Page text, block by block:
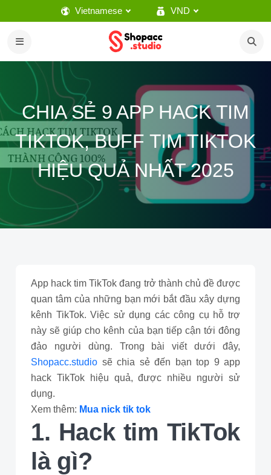
Vietnamese VND
CHIA SẺ 9 APP HACK TIM
TIKTOK, BUFF TIM TIKTOK
HIỆU QUẢ NHẤT 2025
App hack tim TikTok đang trở thành chủ đề được
quan tâm của những bạn mới bắt đầu xây dựng
kênh TikTok. Việc sử dụng các công cụ hỗ trợ
này sẽ giúp cho kênh của bạn tiếp cận tới đông
đảo người dùng. Trong bài viết dưới đây,
Shopacc.studio sẽ chia sẻ đến bạn top 9 app
hack TikTok hiệu quả, được nhiều người sử
dụng.
Xem thêm: Mua nick tik tok
1. Hack tim TikTok
là gì?